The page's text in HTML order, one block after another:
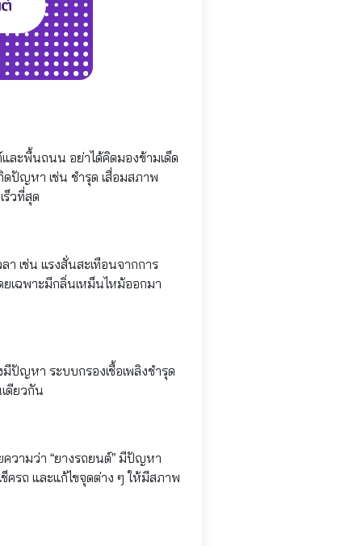
และพื้นถนน อย่าได้คิดมองข้ามเด็ด
ดปัญหา เช่น ชำรุด เสื่อมสภาพ
ร็วที่สุด
า เช่น แรงสั่นสะเทือนจากการ
เฉพาะมีกลิ่นเหม็นไหม้ออกมา
ปัญหา ระบบกรองเชื้อเพลิงชำรุด
ดียวกัน
วามว่า “ยางรถยนต์” มีปัญหา
ครถ และแก้ไขจุดต่าง ๆ ให้มีสภาพ